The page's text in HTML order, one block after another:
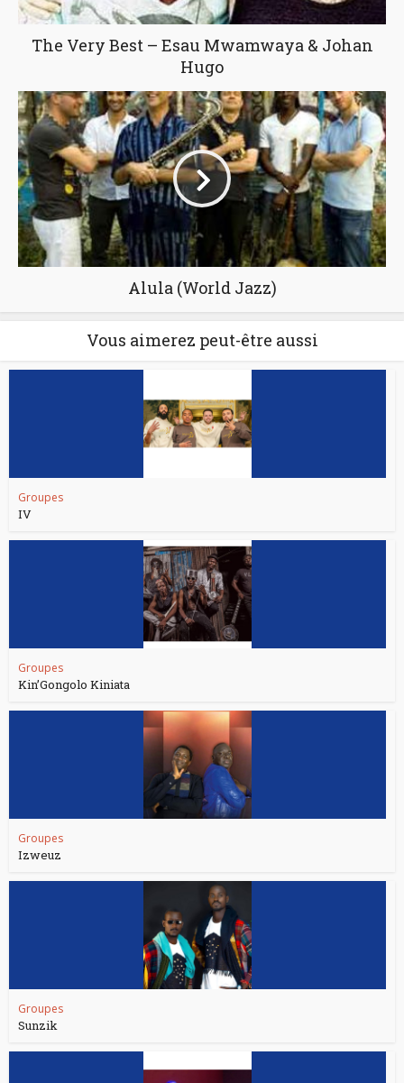
The Very Best – Esau Mwamwaya & Johan
Hugo
Alula (World Jazz)
Vous aimerez peut-être aussi
Groupes
IV
Groupes
Kin’Gongolo Kiniata
Groupes
Izweuz
Groupes
Sunzik